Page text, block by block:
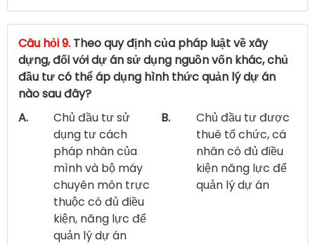
Câu hỏi 9. Theo quy định của pháp luật về xây
dựng, đối với dự án sử dụng nguồn vốn khác, chủ
đầu tư có thể áp dụng hình thức quản lý dự án
nào sau đây?
A.
Chủ đầu tư sử
dụng tư cách
pháp nhân của
mình và bộ máy
chuyên môn trực
thuộc có đủ điều
kiện, năng lực để
quản lý dự án
B.
Chủ đầu tư được
thuê tổ chức, cá
nhân có đủ điều
kiện năng lực để
quản lý dự án